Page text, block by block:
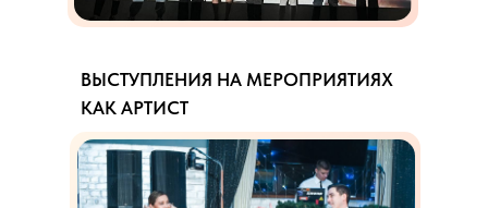
ВЫСТУПЛЕНИЯ НА МЕРОПРИЯТИЯХ
КАК АРТИСТ